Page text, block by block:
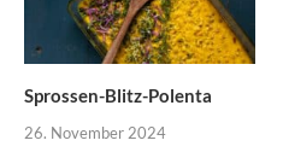
Sprossen-Blitz-Polenta
26. November 2024